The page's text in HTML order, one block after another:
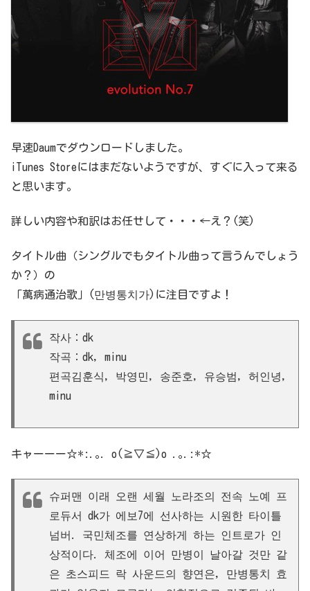
早速Daumでダウンロードしました。
iTunes Storeにはまだないようですが、すぐに入って来る
と思います。
詳しい内容や和訳はお任せして・・・←え？(笑)
タイトル曲（シングルでもタイトル曲って言うんでしょう
か？）の
「萬病通治歌」(만병통치가)に注目ですよ！
작사：dk
작곡：dk, minu
편곡김훈식, 박영민, 송준호, 유승범, 허인녕,
minu
キャーーー☆*:.｡. o(≧▽≦)o .｡.:*☆
슈퍼맨 이래 오랜 세월 노라조의 전속 노예 프
로듀서 dk가 에보7에 선사하는 시원한 타이틀
넘버. 국민체조를 연상하게 하는 인트로가 인
상적이다. 체조에 이어 만병이 날아갈 것만 같
은 초스피드 락 사운드의 향연은, 만병통치 효